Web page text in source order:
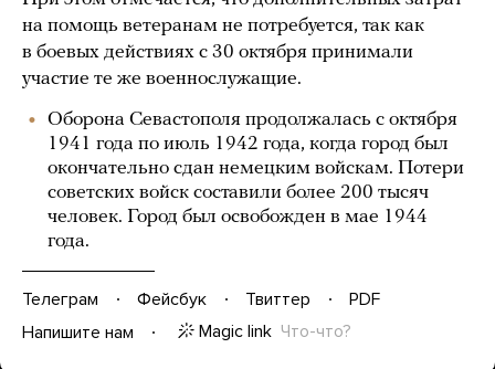
на помощь ветеранам не потребуется, так как
в боевых действиях с 30 октября принимали
участие те же военнослужащие.
Оборона Севастополя продолжалась с октября
1941 года по июль 1942 года, когда город был
окончательно сдан немецким войскам. Потери
советских войск составили более 200 тысяч
человек. Город был освобожден в мае 1944
года.
Телеграм Фейсбук Твиттер
PDF
Напишите нам
Magic link Что-что?